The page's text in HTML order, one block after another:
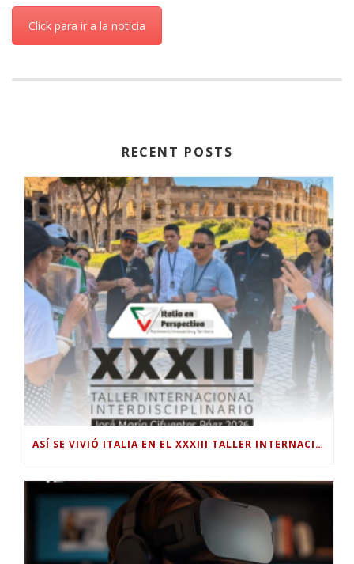
Click para ir a la noticia
RECENT POSTS
ASÍ SE VIVIÓ ITALIA EN EL XXXIII TALLER INTERNACIONAL INTERDISCIPLINAR